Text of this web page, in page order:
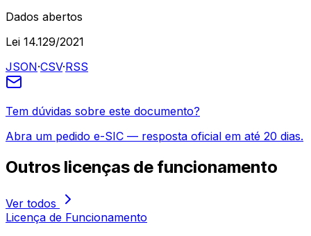
Dados abertos
Lei 14.129/2021
JSON·CSV·RSS
Tem dúvidas sobre este documento?
Abra um pedido e-SIC — resposta oficial em até 20 dias.
Outros licenças de funcionamento
Ver todos
Licença de Funcionamento